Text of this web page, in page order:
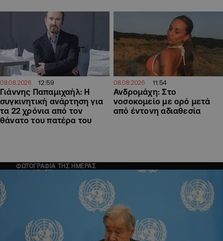
08.08.2026 12:59
Γιάννης Παπαμιχαήλ: Η
συγκινητική ανάρτηση για
τα 22 χρόνια από τον
θάνατο του πατέρα του
08.08.2026 11:54
Ανδρομάχη: Στο
νοσοκομείο με ορό μετά
από έντονη αδιαθεσία
ΦΩΤΟΓΡΑΦΙΑ ΤΗΣ ΗΜΕΡΑΣ